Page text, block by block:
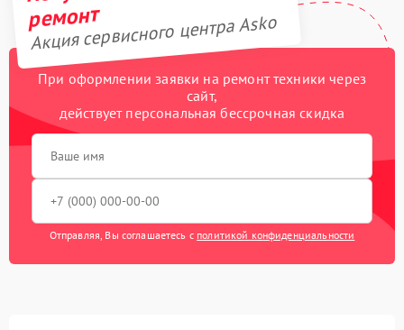
ремонт
Акция сервисного центра Asko
При оформлении заявки на ремонт техники через
сайт,
действует персональная бессрочная скидка
Отправляя, Вы соглашаетесь с политикой конфиденциальности